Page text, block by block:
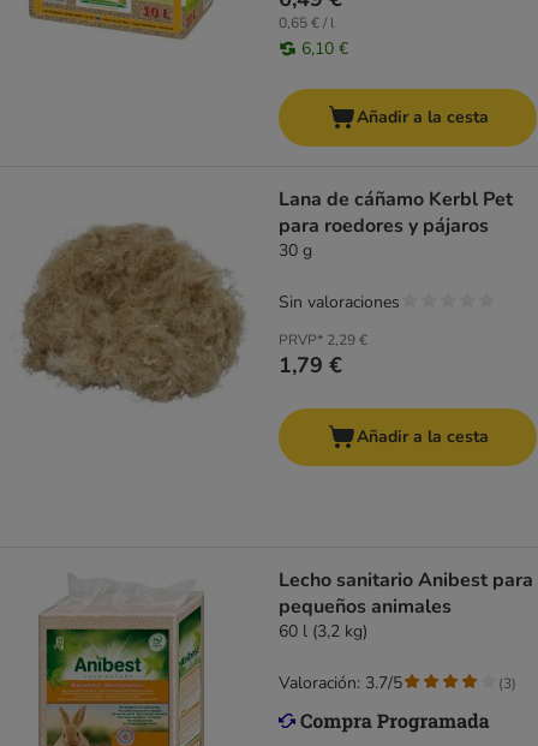
0,65 € / l
6,10 €
Añadir a la cesta
Lana de cáñamo Kerbl Pet
para roedores y pájaros
30 g
PRVP* 2,29 €
1,79 €
Sin valoraciones
Añadir a la cesta
Lecho sanitario Anibest para
pequeños animales
60 l (3,2 kg)
Valoración: 3.7/5 (3)